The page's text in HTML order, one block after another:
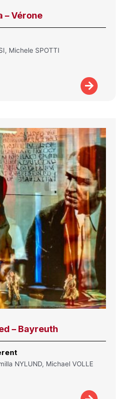
– Vérone
Michele SPOTTI
– Bayreuth
NYLUND, Michael VOLLE